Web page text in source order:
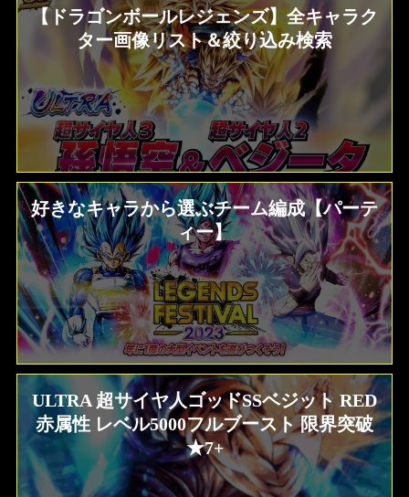
【ドラゴンボールレジェンズ】全キャラク
ター画像リスト＆絞り込み検索
好きなキャラから選ぶチーム編成【パーテ
ィー】
ULTRA 超サイヤ人ゴッドSSベジット RED
赤属性 レベル5000フルブースト 限界突破
★7+